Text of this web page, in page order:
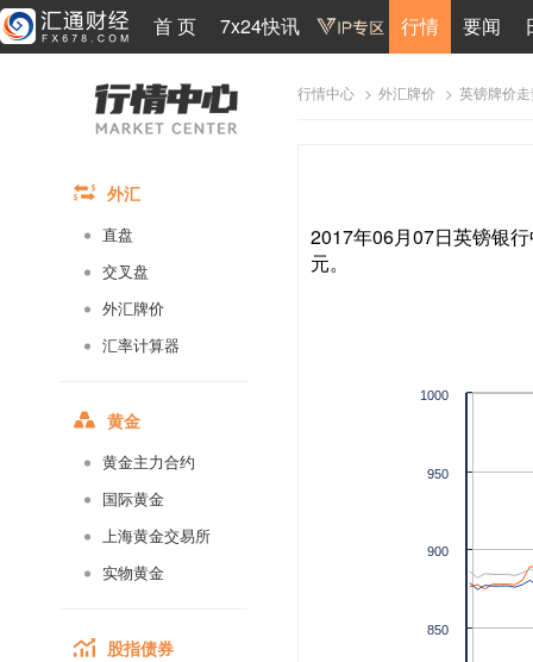
首 页 7x24快讯 行情 要闻
外汇
直盘
交叉盘
外汇牌价
汇率计算器
黄金
黄金主力合约
国际黄金
上海黄金交易所
实物黄金
股指债券
行情中心 > 外汇牌价 > 英镑牌价
2017年06月07日英镑银
元。
850
900
950
1000